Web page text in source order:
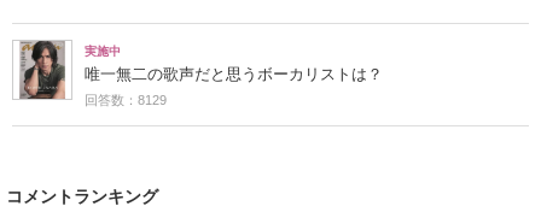
実施中
唯一無二の歌声だと思うボーカリストは？
回答数：8129
コメントランキング